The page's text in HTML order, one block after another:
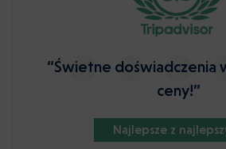
“Świetne doświadczenia
ceny!”
Najlepsze z